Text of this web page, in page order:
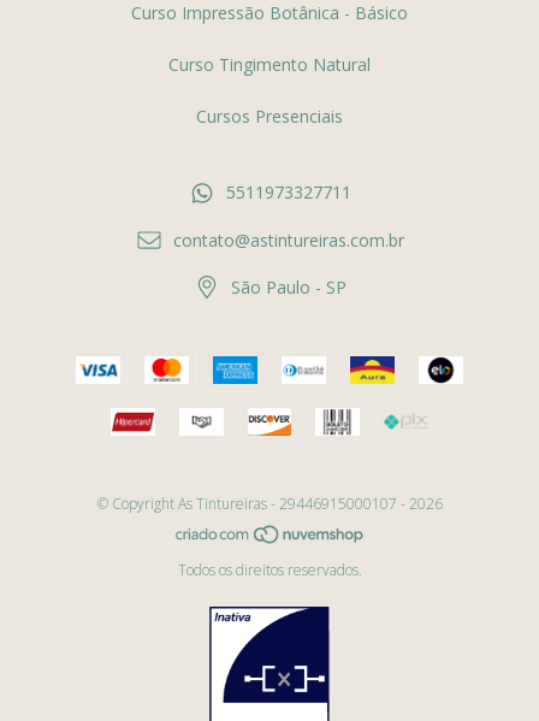
Curso Impressão Botânica - Básico
Curso Tingimento Natural
Cursos Presenciais
5511973327711
contato@astintureiras.com.br
São Paulo - SP
© Copyright As Tintureiras - 29446915000107 - 2026
Todos os direitos reservados.